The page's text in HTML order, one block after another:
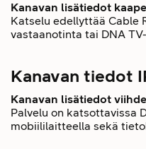
Kanavan lisätiedot
Katselu edellyttää Cable
vastaanotinta tai DNA
Kanavan tiedot
Kanavan lisätiedot
Palvelu on katsottavissa
mobiililaitteella sekä